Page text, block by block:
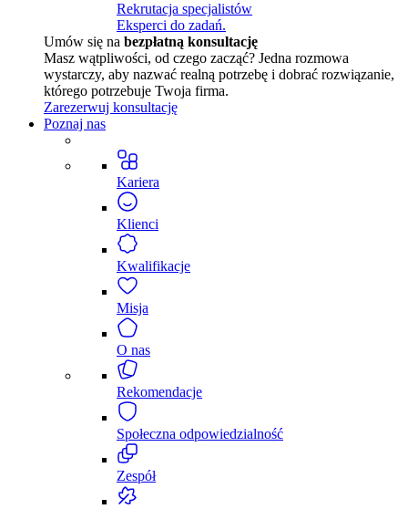
Rekrutacja specjalistów
Eksperci do zadań.
Umów się na bezpłatną konsultację
Masz wątpliwości, od czego zacząć? Jedna rozmowa
wystarczy, aby nazwać realną potrzebę i dobrać rozwiązanie,
którego potrzebuje Twoja firma.
Zarezerwuj konsultację
Poznaj nas
Kariera
Klienci
Kwalifikacje
Misja
O nas
Rekomendacje
Społeczna odpowiedzialność
Zespół